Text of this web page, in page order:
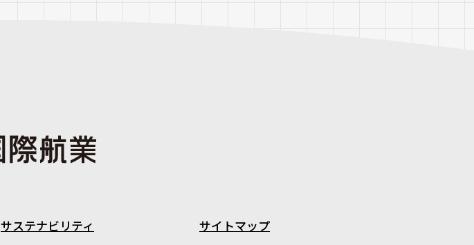
サステナビリティ サイトマップ